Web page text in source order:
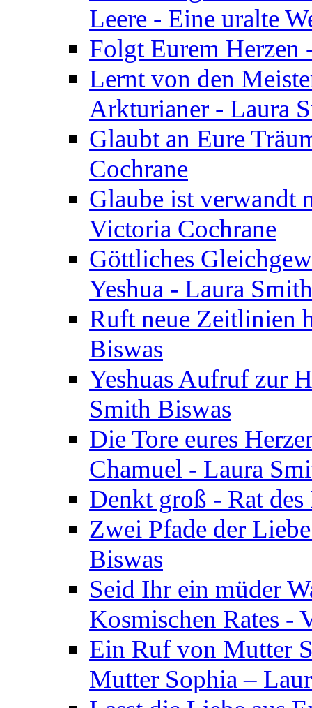
Leere - Eine uralte
Folgt Eurem
Lernt von den
Arkturianer - Laura
Glaubt an Eure
Cochrane
Glaube ist verwandt
Victoria Cochrane
Göttliches
Yeshua - Laura
Ruft neue Zeitlinien
Biswas
Yeshuas Aufruf zur
Smith Biswas
Die Tore eures
Chamuel - Laura
Denkt groß - Rat
Zwei Pfade der
Biswas
Seid Ihr ein müder
Kosmischen Rates -
Ein Ruf von Mutter
Mutter Sophia –